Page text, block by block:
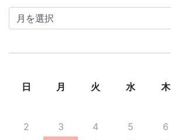
カ
日 月 火 水 木
2
3 4 5 6